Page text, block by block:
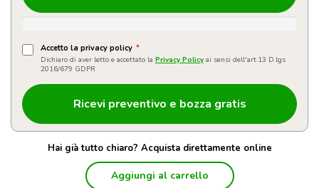
Accetto la privacy policy *
Dichiaro di aver letto e accettato la Privacy Policy ai sensi dell'art.13 D.lgs
2016/679 GDPR
Hai già tutto chiaro? Acquista direttamente online
Aggiungi al carrello